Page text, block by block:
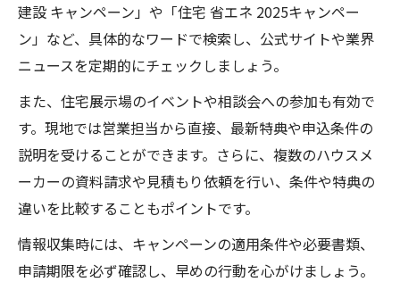
建設 キャンペーン」や「住宅 省エネ 2025キャンペー
ン」など、具体的なワードで検索し、公式サイトや業界
ニュースを定期的にチェックしましょう。
また、住宅展示場のイベントや相談会への参加も有効で
す。現地では営業担当から直接、最新特典や申込条件の
説明を受けることができます。さらに、複数のハウスメ
ーカーの資料請求や見積もり依頼を行い、条件や特典の
違いを比較することもポイントです。
情報収集時には、キャンペーンの適用条件や必要書類、
申請期限を必ず確認し、早めの行動を心がけましょう。